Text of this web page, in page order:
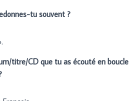
tu souvent ?
titre/CD que tu as écouté en boucle